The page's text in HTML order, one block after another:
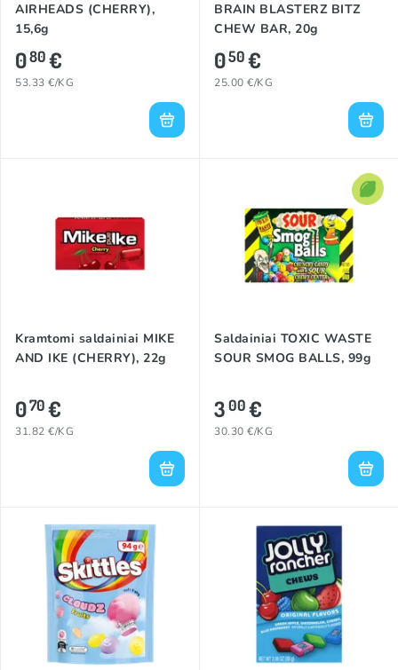
AIRHEADS (CHERRY),
15,6g
080€
53.33 €/KG
BRAIN BLASTERZ BITZ
CHEW BAR, 20g
050€
25.00 €/KG
Kramtomi saldainiai MIKE
AND IKE (CHERRY), 22g
070€
31.82 €/KG
Saldainiai TOXIC WASTE
SOUR SMOG BALLS, 99g
300€
30.30 €/KG